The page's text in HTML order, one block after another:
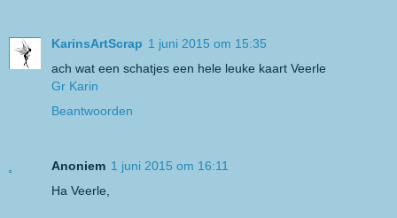
KarinsArtScrap 1 juni 2015 om 15:35
ach wat een schatjes een hele leuke kaart Veerle
Gr Karin
Beantwoorden
Anoniem 1 juni 2015 om 16:11
Ha Veerle,